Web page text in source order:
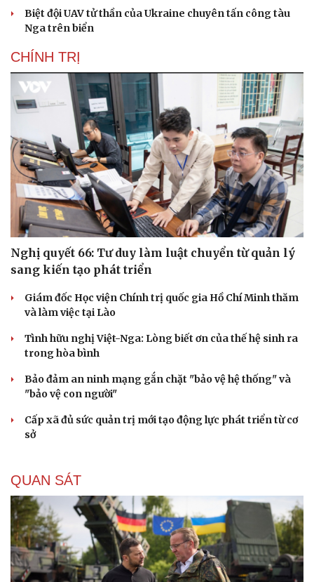
Biệt đội UAV tử thần của Ukraine chuyên tấn công tàu
Nga trên biển
CHÍNH TRỊ
Nghị quyết 66: Tư duy làm luật chuyển từ quản lý
sang kiến tạo phát triển
Giám đốc Học viện Chính trị quốc gia Hồ Chí Minh thăm
và làm việc tại Lào
Tình hữu nghị Việt-Nga: Lòng biết ơn của thế hệ sinh ra
trong hòa bình
Bảo đảm an ninh mạng gắn chặt "bảo vệ hệ thống" và
"bảo vệ con người"
Cấp xã đủ sức quản trị mới tạo động lực phát triển từ cơ
sở
QUAN SÁT